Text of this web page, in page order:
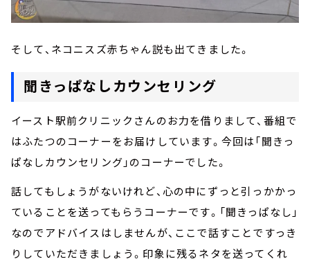
そして、ネコニスズ赤ちゃん説も出てきました。
聞きっぱなしカウンセリング
イースト駅前クリニックさんのお力を借りまして、番組で
はふたつのコーナーをお届けしています。今回は「聞きっ
ぱなしカウンセリング」のコーナーでした。
話してもしょうがないけれど、心の中にずっと引っかかっ
ていることを送ってもらうコーナーです。「聞きっぱなし」
なのでアドバイスはしませんが、ここで話すことですっき
りしていただきましょう。印象に残るネタを送ってくれ